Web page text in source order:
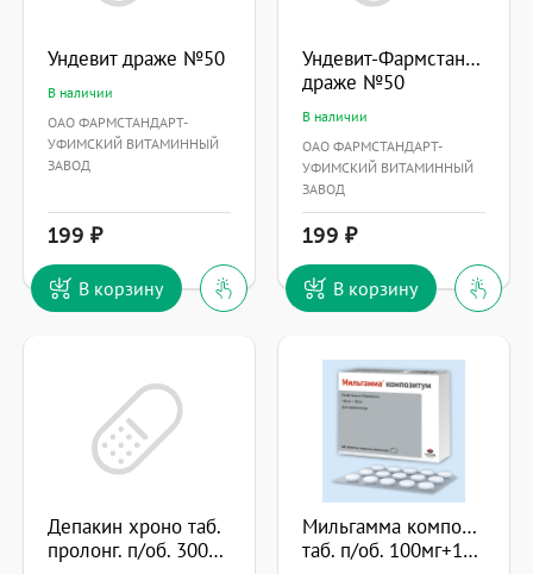
Ундевит драже №50
В наличии
ОАО ФАРМСТАНДАРТ-
УФИМСКИЙ ВИТАМИННЫЙ
ЗАВОД
199
В корзину
Ундевит-Фармстандарт
драже №50
В наличии
ОАО ФАРМСТАНДАРТ-
УФИМСКИЙ ВИТАМИННЫЙ
ЗАВОД
199
В корзину
Депакин хроно таб.
пролонг. п/об. 300мг №100
Мильгамма композитум
таб. п/об. 100мг+100мг №60